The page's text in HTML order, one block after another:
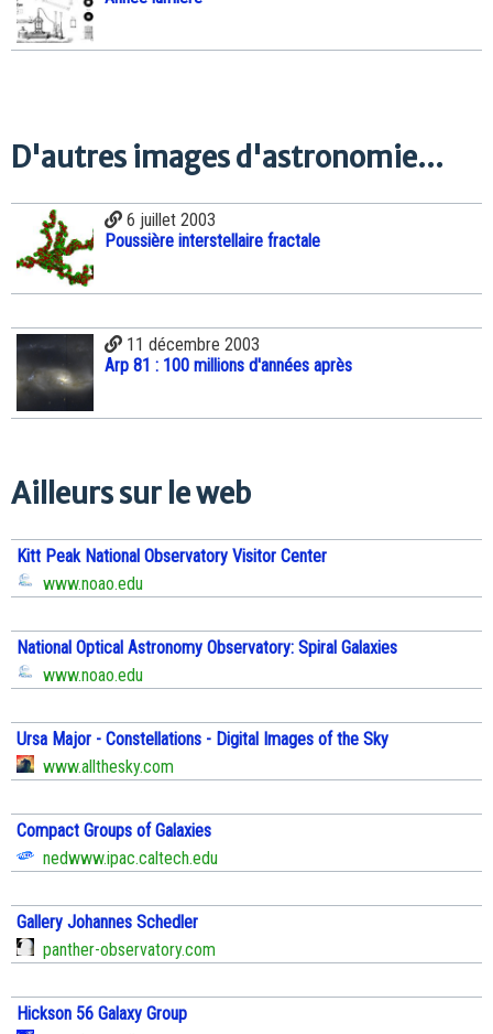
D'autres images d'astronomie...
6 juillet 2003
Poussière interstellaire fractale
11 décembre 2003
Arp 81 : 100 millions d'années après
Ailleurs sur le web
Kitt Peak National Observatory Visitor Center
www.noao.edu
National Optical Astronomy Observatory: Spiral Galaxies
www.noao.edu
Ursa Major - Constellations - Digital Images of the Sky
www.allthesky.com
Compact Groups of Galaxies
nedwww.ipac.caltech.edu
Gallery Johannes Schedler
panther-observatory.com
Hickson 56 Galaxy Group